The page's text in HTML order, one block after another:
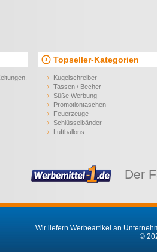
Topseller-Kategorien
Kugelschreiber
Tassen / Becher
Süße Werbung
Promotiontaschen
Feuerzeuge
Schlüsselbänder
Luftballons
Der
Wir liefern Werbeartikel an
©